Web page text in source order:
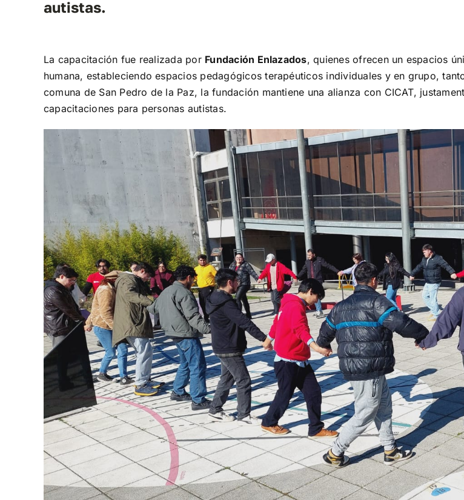
autistas.
La capacitación fue realizada por Fundación Enlazados, quienes ofrecen un espacios
humana, estableciendo espacios pedagógicos terapéuticos individuales y en grupo,
comuna de San Pedro de la Paz, la fundación mantiene una alianza con CICAT,
capacitaciones para personas autistas.